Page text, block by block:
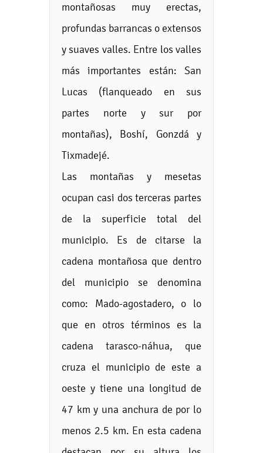
montañosas muy erectas,
profundas barrancas o extensos
y suaves valles. Entre los valles
más importantes están: San
Lucas (flanqueado en sus
partes norte y sur por
montañas), Boshí, Gonzdá y
Tixmadejé.
Las montañas y mesetas
ocupan casi dos terceras partes
de la superficie total del
municipio. Es de citarse la
cadena montañosa que dentro
del municipio se denomina
como: Mado-agostadero, o lo
que en otros términos es la
cadena tarasco-náhua, que
cruza el municipio de este a
oeste y tiene una longitud de
47 km y una anchura de por lo
menos 2.5 km. En esta cadena